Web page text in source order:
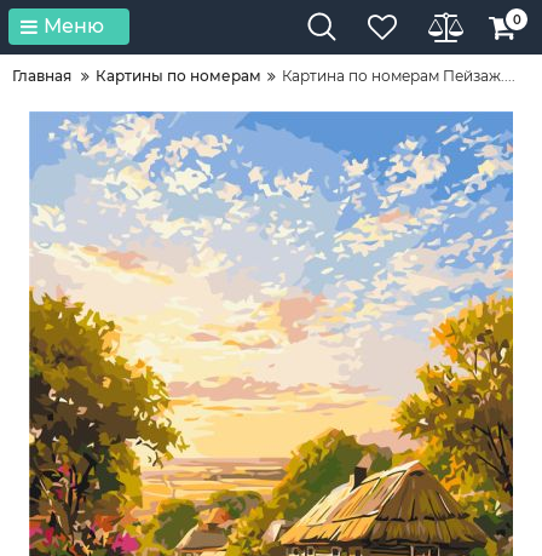
Меню 0
Главная Картины по номерам Картина по номерам Пейзаж....